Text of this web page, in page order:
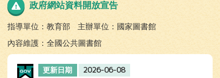
政府網站資料開放宣告
指導單位：教育部
主辦單位：國家圖書館
內容維護：全國公共圖書館
更新日期 2026-06-08